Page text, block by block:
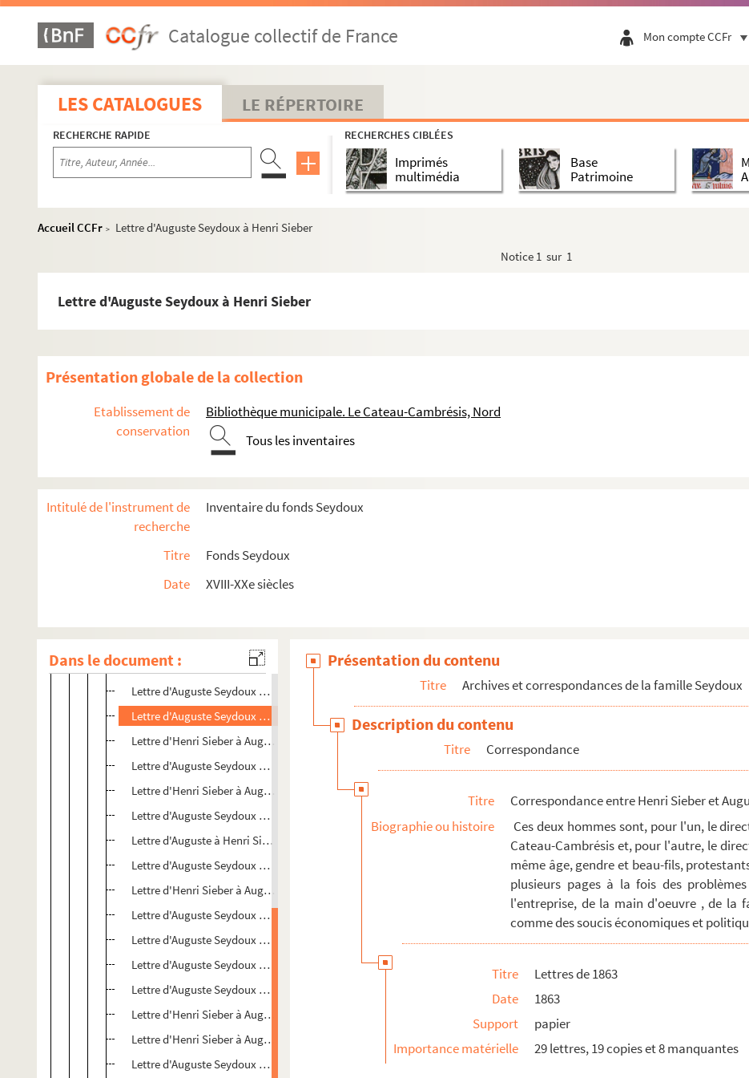
Catalogue collectif de France Mon compte CCFr
LES CATALOGUES LE RÉPERTOIRE
RECHERCHE RAPIDE RECHERCHES CIBLÉES
Imprimés
multimédia
Base
Patrimoine
Accueil CCFr >
Lettre d'Auguste Seydoux à Henri Sieber
Notice 1 sur 1
Lettre d'Auguste Seydoux à Henri Sieber
Présentation globale de la collection
Etablissement de
conservation
Bibliothèque municipale. Le Cateau-Cambrésis, Nord
Tous les inventaires
Intitulé de l'instrument de
recherche
Inventaire du fonds Seydoux
Titre
Fonds Seydoux
Date
XVIII-XXe siècles
Dans le document :
Lettres de 1851
Lettres de 1852
Lettres de 1853
Lettres de 1857
Lettres de 1858
Lettres de 1859
Lettres de 1862
Lettre d'Auguste Seydoux à Henri Sieber
Lettre d'Auguste Seydoux à Henri Sieber
Lettre d'Auguste Seydoux à Henri Sieber
Lettre d'Auguste Seydoux à Henri Sieber
Lettre d'Auguste Seydoux à Henri Sieber
Lettre d'Auguste Seydoux à Henri Sieber
Lettre d'Auguste Seydoux à Henri Sieber
Lettre d'Auguste Seydoux à Henri Sieber
Lettre d'Henri Sieber à Auguste Seydoux
Lettre d'Auguste Seydoux à Henri Sieber
Lettre d'Auguste Seydoux à Henri Sieber
Lettre d'Auguste Seydoux à Henri Sieber
Lettre d'Henri Sieber à Auguste Seydoux
Lettre d'Auguste Seydoux à Henri Sieber
Lettre d'Henri Sieber à Auguste Seydoux
Lettre d'Auguste Seydoux à Henri Sieber
Lettre d'Auguste à Henri Sieber
Lettre d'Auguste Seydoux à Henri Sieber
Lettre d'Henri Sieber à Auguste Seydoux
Lettre d'Auguste Seydoux à Henri Sieber
Lettre d'Auguste Seydoux à Henri Sieber
Lettre d'Auguste Seydoux à Henri Sieber
Lettre d'Auguste Seydoux à Henri Sieber
Lettre d'Henri Sieber à Auguste Seydoux
Lettre d'Henri Sieber à Auguste Seydoux
Lettre d'Auguste Seydoux à Henri Sieber
Présentation du contenu
Titre Archives et correspondances de la famille Seydoux
Description du contenu
Titre Correspondance
Titre
Correspondance entre Henri Sieber et
Biographie ou histoire
Ces deux hommes sont, pour l'un, le
Cateau-Cambrésis et, pour l'autre, le
même âge, gendre et beau-fils,
plusieurs pages à la fois des
l'entreprise, de la main d'oeuvre , de la
comme des soucis économiques et
Titre
Lettres de 1863
Date
1863
Support
papier
Importance matérielle
29 lettres, 19 copies et 8 manquantes